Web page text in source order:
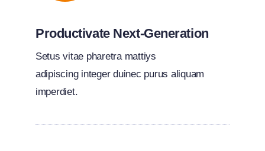
Productivate Next-Generation
Setus vitae pharetra mattiys
adipiscing integer duinec purus aliquam
imperdiet.